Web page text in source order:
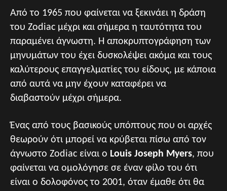
Από το 1965 που φαίνεται να ξεκινάει η δράση
του Zodiac μέχρι και σήμερα η ταυτότητα του
παραμένει άγνωστη. Η αποκρυπτογράφηση των
μηνυμάτων του έχει δυσκολέψει ακόμα και τους
καλύτερους επαγγελματίες του είδους, με κάποια
από αυτά να μην έχουν καταφέρει να
διαβαστούν μέχρι σήμερα.
Ένας από τους βασικούς υπόπτους που οι αρχές
θεωρούν ότι μπορεί να κρύβεται πίσω από τον
άγνωστο Zodiac είναι ο Louis Joseph Myers, που
φαίνεται να ομολόγησε σε έναν φίλο του ότι
είναι ο δολοφόνος το 2001, όταν έμαθε ότι θα